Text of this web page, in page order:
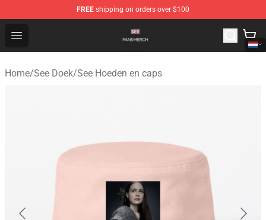
FREE shipping on orders over $100
Open menu
See Shop - Official See Merchandise Store
Home/See Doek/See Hoeden en caps